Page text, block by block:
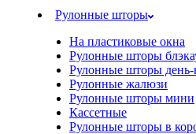
Рулонные шторы
На пластиковые окна
Рулонные шторы
Рулонные шторы день-
Рулонные жалюзи
Рулонные шторы мини
Кассетные
Рулонные шторы в